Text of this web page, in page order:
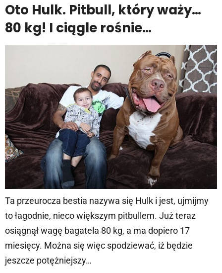
Oto Hulk. Pitbull, który waży…
80 kg! I ciągle rośnie…
Ta przeurocza bestia nazywa się Hulk i jest, ujmijmy
to łagodnie, nieco większym pitbullem. Już teraz
osiągnął wagę bagatela 80 kg, a ma dopiero 17
miesięcy. Można się więc spodziewać, iż będzie
jeszcze potężniejszy…